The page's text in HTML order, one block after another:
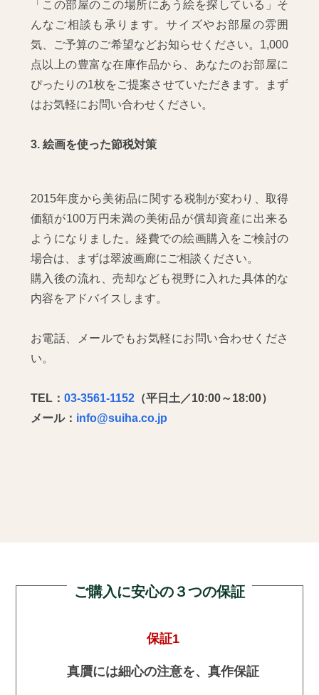
「この部屋のこの場所にあう絵を探している」そ
んなご相談も承ります。サイズやお部屋の雰囲
気、ご予算のご希望などお知らせください。1,000
点以上の豊富な在庫作品から、あなたのお部屋に
ぴったりの1枚をご提案させていただきます。まず
はお気軽にお問い合わせください。
3. 絵画を使った節税対策
2015年度から美術品に関する税制が変わり、取得
価額が100万円未満の美術品が償却資産に出来る
ようになりました。経費での絵画購入をご検討の
場合は、まずは翠波画廊にご相談ください。
購入後の流れ、売却なども視野に入れた具体的な
内容をアドバイスします。
お電話、メールでもお気軽にお問い合わせくださ
い。
TEL： 03-3561-1152（平日土／10:00～18:00）
メール： info@suiha.co.jp
ご購入に安心の３つの保証
保証1
真贋には細心の注意を、真作保証